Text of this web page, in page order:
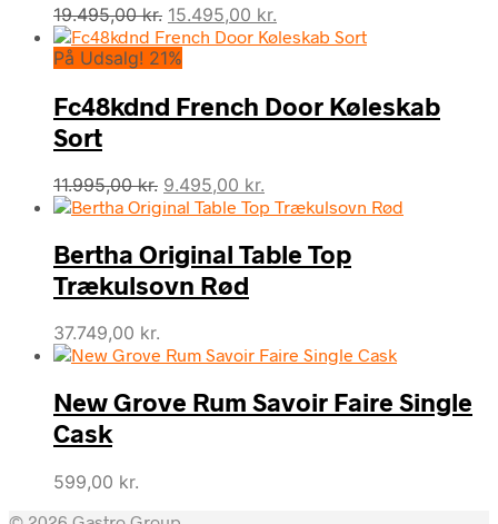
19.495,00kr. Den
oprindelige
pris
19.495,00 kr..
15.495,00 kr.
aktuelle
15.495,00 kr..
På Udsalg! 21%
Fc48kdnd French Door Køleskab
Sort
11.995,00kr. Den
oprindelige
var:
11.995,00 kr..
9.495,00 kr.
aktuelle
er:
9.495,00 kr..
Bertha Original Table Top
Trækulsovn Rød
37.749,00 kr.
New Grove Rum Savoir Faire Single
Cask
599,00 kr.